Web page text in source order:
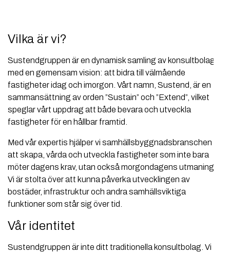
Vilka är vi?
Sustendgruppen är en dynamisk samling av konsultbolag
med en gemensam vision: att bidra till välmående
fastigheter idag och imorgon. Vårt namn, Sustend, är en
sammansättning av orden ”Sustain” och ”Extend”, vilket
speglar vårt uppdrag att både bevara och utveckla
fastigheter för en hållbar framtid.
Med vår expertis hjälper vi samhällsbyggnadsbranschen
att skapa, vårda och utveckla fastigheter som inte bara
möter dagens krav, utan också morgondagens utmaningar.
Vi är stolta över att kunna påverka utvecklingen av
bostäder, infrastruktur och andra samhällsviktiga
funktioner som står sig över tid.
Vår identitet
Sustendgruppen är inte ditt traditionella konsultbolag. Vi